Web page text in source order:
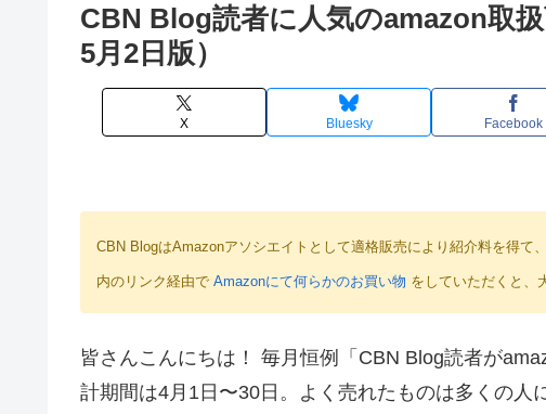
CBN Blog読者に人気のamazon取
5月2日版）
X Bluesky Facebook
CBN BlogはAmazonアソシエイトとして適格販売により紹介料を得て
内のリンク経由で Amazonにて何らかのお買い物 をしていただくと、
皆さんこんにちは！ 毎月恒例「CBN Blog読者が
計期間は4月1日〜30日。よく売れたものは多くの人